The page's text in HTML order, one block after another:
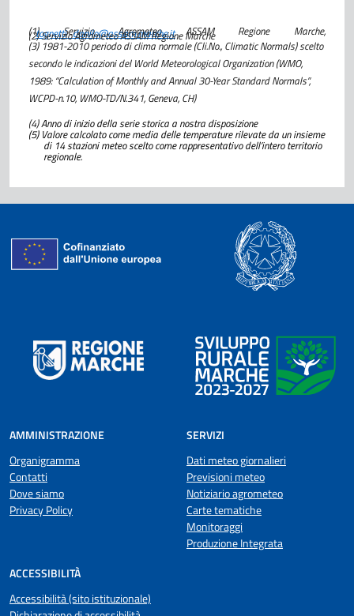
(1) Servizio Agrometeo ASSAM Regione Marche,
tognetti_danilo@assam.marche.it
(2) Servizio Agrometeo ASSAM Regione Marche
(3) 1981-2010 periodo di clima normale (Cli.No., Climatic Normals) scelto
secondo le indicazioni del World Meteorological Organization (WMO,
1989: “Calculation of Monthly and Annual 30-Year Standard Normals”,
WCPD-n.10, WMO-TD/N.341, Geneva, CH)
(4)Anno di inizio della serie storica a nostra disposizione
(5) Valore calcolato come media delle temperature rilevate da un insieme
di 14 stazioni meteo scelto come rappresentativo dell’intero territorio
regionale.
AMMINISTRAZIONE
Organigramma
Contatti
Dove siamo
Privacy Policy
SERVIZI
Dati meteo giornalieri
Previsioni meteo
Notiziario agrometeo
Carte tematiche
Monitoraggi
Produzione Integrata
ACCESSIBILITÀ
Accessibilità (sito istituzionale)